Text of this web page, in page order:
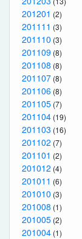
201201 (2)
201111 (3)
201110 (3)
201109 (8)
201108 (8)
201107 (8)
201106 (8)
201105 (7)
201104 (19)
201103 (16)
201102 (7)
201101 (2)
201012 (4)
201011 (6)
201010 (3)
201008 (1)
201005 (2)
201004 (1)